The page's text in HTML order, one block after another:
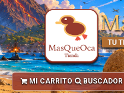
MI CARRITO BUSCADOR